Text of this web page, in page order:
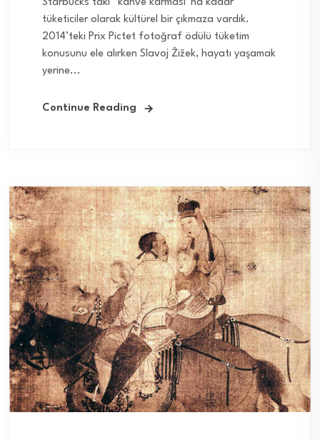
Starbucks’taki “kahve karması”na kadar
tüketiciler olarak kültürel bir çıkmaza vardık.
2014’teki Prix Pictet fotoğraf ödülü tüketim
konusunu ele alırken Slavoj Žižek, hayatı yaşamak
yerine...
Continue Reading